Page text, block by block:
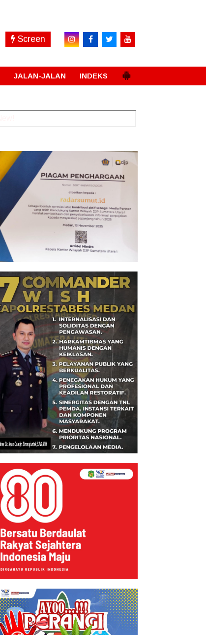
Screen
JALAN-JALAN INDEKS